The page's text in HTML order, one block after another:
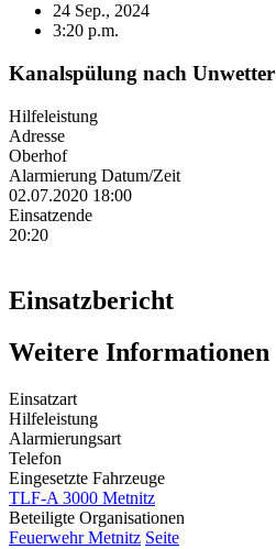
24 Sep., 2024
3:20 p.m.
Kanalspülung nach Unwetter
Hilfeleistung
Adresse
Oberhof
Alarmierung Datum/Zeit
02.07.2020 18:00
Einsatzende
20:20
Einsatzbericht
Weitere Informationen
Einsatzart
Hilfeleistung
Alarmierungsart
Telefon
Eingesetzte Fahrzeuge
TLF-A 3000 Metnitz
Beteiligte Organisationen
Feuerwehr Metnitz Seite